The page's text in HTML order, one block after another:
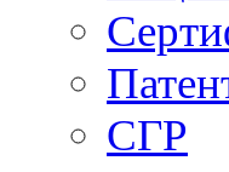
СГР